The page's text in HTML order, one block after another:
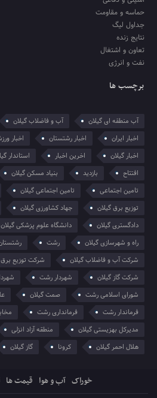
حماسه و مقاومت
جداول لیگ
نتایج زنده
تعاون و اشتغال
نفت و انرژی
برچسب ها
آب منطقه ای گیلان آب و فاضلاب گیلان
اخبار ایران
اخبار رشتستان اخبار
اخبار گیلان
اخرین اخبار استاندار
افتتاح
بازدید بنیاد مسکن گیلان
تامین اجتماعی
تامین اجتماعی گیلان
توزیع برق گیلان
جهاد کشاورزی گیلان
دادگستری گیلان
دانشگاه علوم پزشکی گیلان
راه و شهرسازی گیلان
رشت
شرکت آب و فاضلاب گیلان
شرکت توزیع برق
شرکت گاز گیلان
شهردار رشت
شورای اسلامی رشت
صمت گیلان
فرماندار رشت
فرمانداری رشت
مدیرکل بهزیستی گیلان
منطقه آزاد انزلی
هلال احمر گیلان
کرونا گاز گیلان
خوراک آب و هوا قیمت ها